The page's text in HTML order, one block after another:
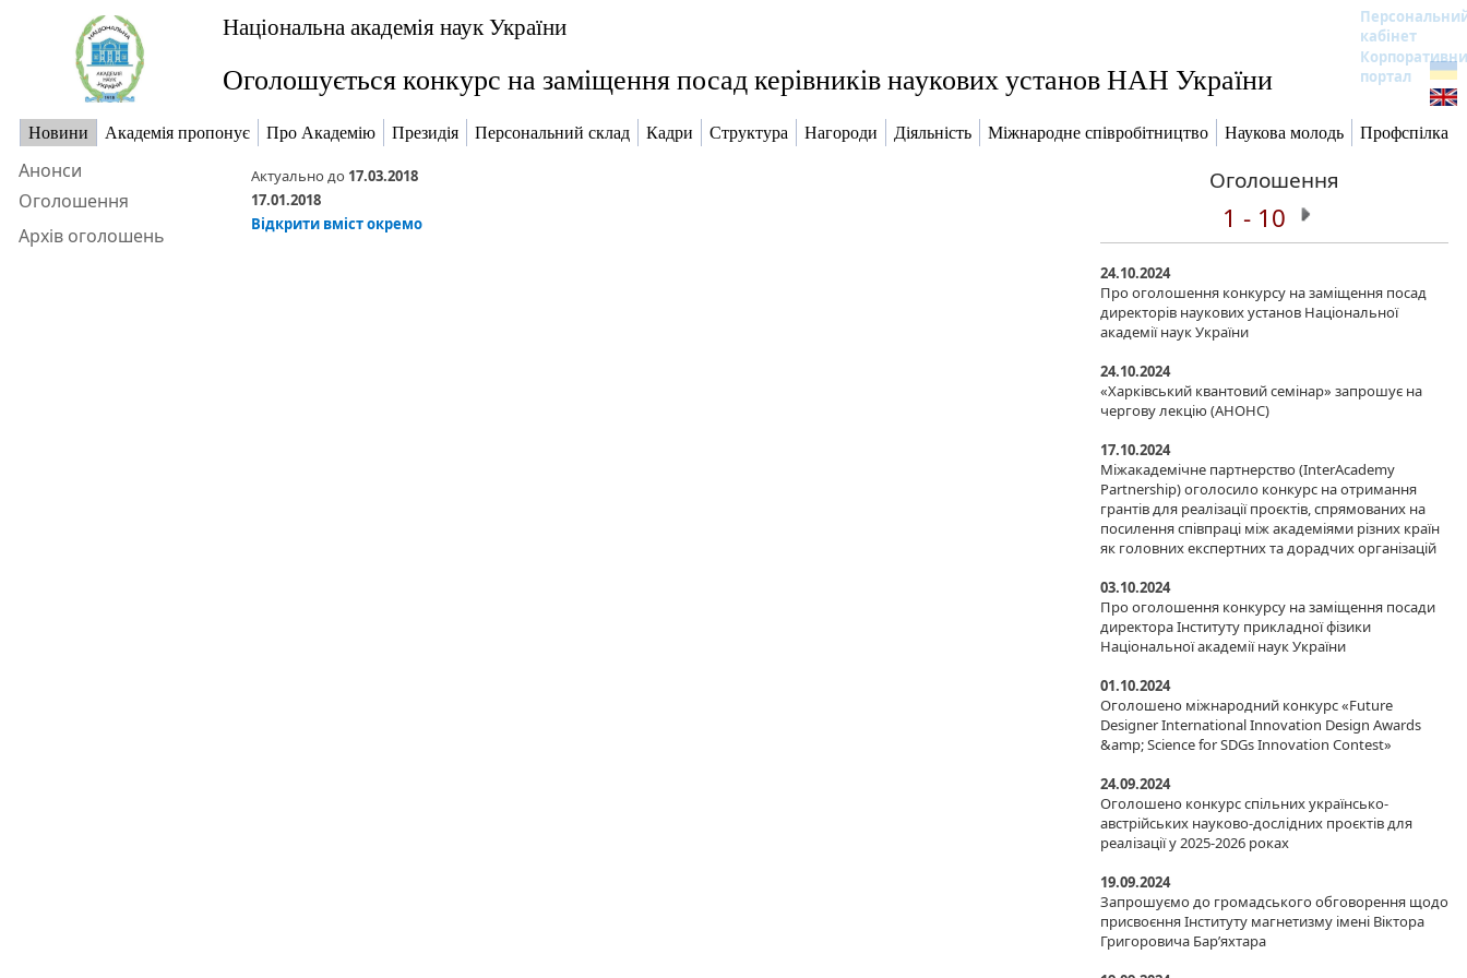
Національна академія наук України
кабінет
портал
Оголошується конкурс на заміщення посад керівників наукових установ НАН України
Новини Академія пропонує Про Академію Президія Персональний склад Кадри Структура Нагороди Діяльність Міжнародне співробітництво Наукова молодь Профспілка
Анонси
Оголошення
Архів оголошень
Актуально до 17.03.2018
17.01.2018
Відкрити вміст окремо
Оголошення
1 - 10
24.10.2024
Про оголошення конкурсу на заміщення посад
директорів наукових установ Національної
академії наук України
24.10.2024
«Харківський квантовий семінар» запрошує на
чергову лекцію (АНОНС)
17.10.2024
Міжакадемічне партнерство (InterAcademy
Partnership) оголосило конкурс на отримання
грантів для реалізації проєктів, спрямованих на
посилення співпраці між академіями різних країн
як головних експертних та дорадчих організацій
03.10.2024
Про оголошення конкурсу на заміщення посади
директора Інституту прикладної фізики
Національної академії наук України
01.10.2024
Оголошено міжнародний конкурс «Future
Designer International Innovation Design Awards
&amp; Science for SDGs Innovation Contest»
24.09.2024
Оголошено конкурс спільних українсько-
австрійських науково-дослідних проєктів для
реалізації у 2025-2026 роках
19.09.2024
Запрошуємо до громадського обговорення щодо
присвоєння Інституту магнетизму імені Віктора
Григоровича Бар’яхтара